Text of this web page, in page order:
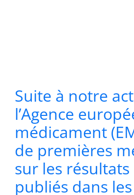
Suite à notre
l’Agence
médicament
de premières
sur les résultats
publiés dans